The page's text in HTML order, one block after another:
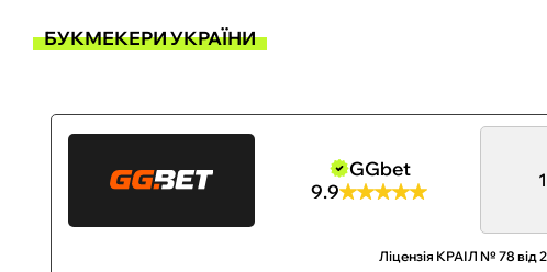
БУКМЕКЕРИ УКРАЇНИ
GGbet
9.9
Ліцензія КРАІЛ № 78 від